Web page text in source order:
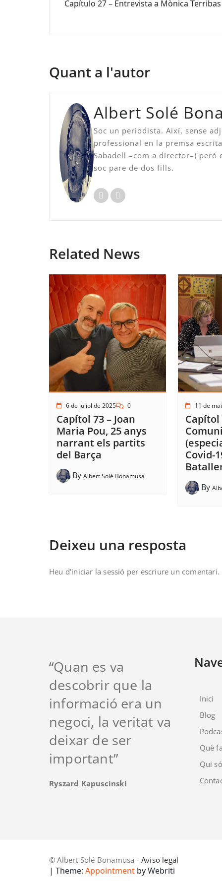
d'entrades
Capítulo 27 – Entrevista a Mònica Terribas
Quant a l'autor
Albert Solé
Soc un periodista. Així, sense
professional en la premsa
Sabadell –com a director–) però
soc pare de dos fills.
Related News
6 de juliol de 2025 0
Capítol 73 – Joan
Maria Pou, 25 anys
narrant els partits
del Barça
By Albert Solé Bonamusa
11 de
Capítol
Covid-
By
Deixeu una resposta
Heu d'iniciar la sessió per escriure un comentari.
“Quan es va
descobrir que la
informació era un
negoci, la veritat va
deixar de ser
important”
Ryszard Kapuscinski
Inici
Blog
Què
Qui
© Albert Solé Bonamusa - Aviso legal
| Theme: Appointment by Webriti